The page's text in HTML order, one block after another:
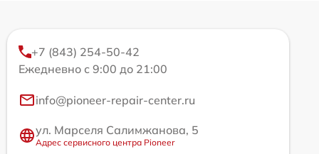
+7 (843) 254-50-42
Ежедневно с 9:00 до 21:00
info@pioneer-repair-center.ru
ул. Марселя Салимжанова, 5
Адрес сервисного центра Pioneer